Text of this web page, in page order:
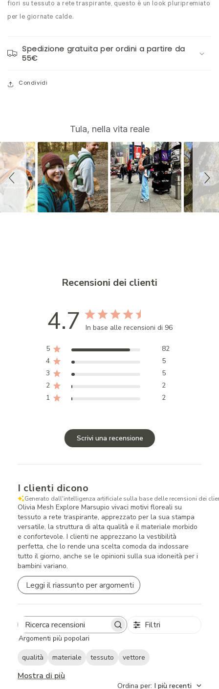
fiori su tessuto a rete traspirante, questo è un look pluripremiato
per le giornate calde.
Spedizione gratuita per ordini a partire da
55€
Condividi
i
d
e
s
h
o
Tula, nella vita reale
Recensioni dei clienti
4.7 In base alle recensioni di 96
5
82
4
5
3
5
2
2
1
2
Scrivi una recensione
I clienti dicono
Generato dall'intelligenza artificiale sulla base delle recensioni dei
Olivia Mesh Explore Marsupio vivaci motivi floreali su
tessuto a rete traspirante, apprezzato per la sua stampa
versatile, la struttura di alta qualità e il materiale morbido
e confortevole. I clienti ne apprezzano la vestibilità
perfetta, che lo rende una scelta comoda da indossare
tutto il giorno, anche se le opinioni sulla sua idoneità per i
bambini variano.
Leggi il riassunto per argomenti
Search
reviews
Filtri
Argomenti più popolari
qualità materiale tessuto vettore
Mostra di più
Ordina per: I più recenti